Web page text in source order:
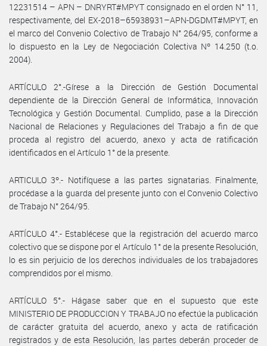
12231514 – APN – DNRYRT#MPYT consignado en el orden N° 11,
respectivamente, del EX-2018–65938931–APN-DGDMT#MPYT, en
el marco del Convenio Colectivo de Trabajo N° 264/95, conforme a
lo dispuesto en la Ley de Negociación Colectiva Nº 14.250 (t.o.
2004).
ARTÍCULO 2°.-Gírese a la Dirección de Gestión Documental
dependiente de la Dirección General de Informática, Innovación
Tecnológica y Gestión Documental. Cumplido, pase a la Dirección
Nacional de Relaciones y Regulaciones del Trabajo a fin de que
proceda al registro del acuerdo, anexo y acta de ratificación
identificados en el Artículo 1° de la presente.
ARTICULO 3º.- Notifíquese a las partes signatarias. Finalmente,
procédase a la guarda del presente junto con el Convenio Colectivo
de Trabajo N° 264/95.
ARTÍCULO 4°.- Establécese que la registración del acuerdo marco
colectivo que se dispone por el Artículo 1° de la presente Resolución,
lo es sin perjuicio de los derechos individuales de los trabajadores
comprendidos por el mismo.
ARTÍCULO 5°.- Hágase saber que en el supuesto que este
MINISTERIO DE PRODUCCION Y TRABAJO no efectúe la publicación
de carácter gratuita del acuerdo, anexo y acta de ratificación
registrados y de esta Resolución, las partes deberán proceder de